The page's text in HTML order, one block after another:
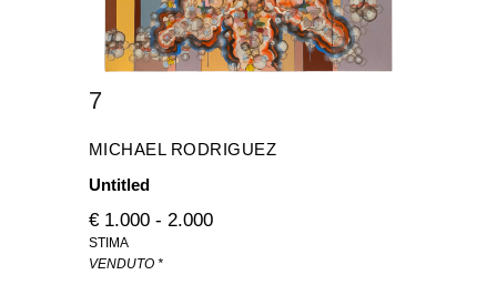
7
MICHAEL RODRIGUEZ
Untitled
€ 1.000 - 2.000
STIMA
VENDUTO *